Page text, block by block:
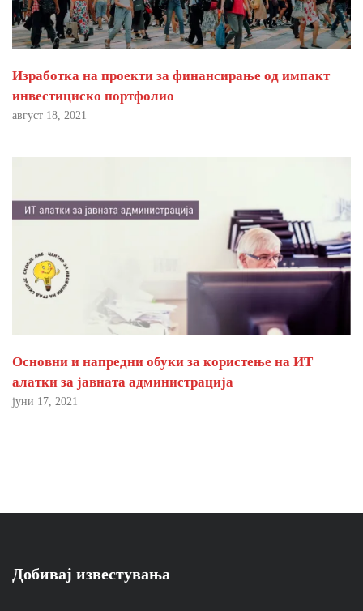
Изработка на проекти за финансирање од импакт
инвестициско портфолио
август 18, 2021
Основни и напредни обуки за користење на ИТ
алатки за јавната администрација
јуни 17, 2021
Добивај известувања